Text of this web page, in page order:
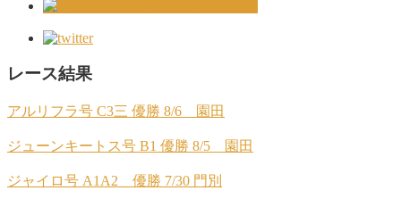
レース結果
アルリフラ号 C3三 優勝 8/6 園田
ジューンキートス号 B1 優勝 8/5 園田
ジャイロ号 A1A2 優勝 7/30 門別